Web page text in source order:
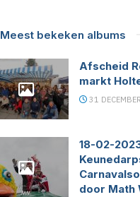
Meest bekeken albums
Afscheid
markt
31
18-02-
door Math